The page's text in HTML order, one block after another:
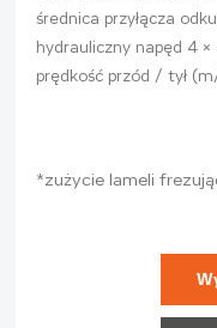
średnica przyłącza
hydrauliczny napęd 4 x
prędkość przód / tył
*zużycie lameli